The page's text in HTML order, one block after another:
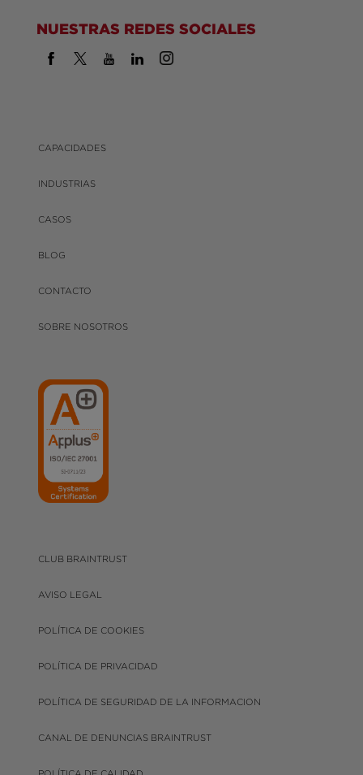
NUESTRAS REDES SOCIALES
CAPACIDADES
INDUSTRIAS
CASOS
BLOG
CONTACTO
SOBRE NOSOTROS
CLUB BRAINTRUST
AVISO LEGAL
POLÍTICA DE COOKIES
POLÍTICA DE PRIVACIDAD
POLÍTICA DE SEGURIDAD DE LA INFORMACION
CANAL DE DENUNCIAS BRAINTRUST